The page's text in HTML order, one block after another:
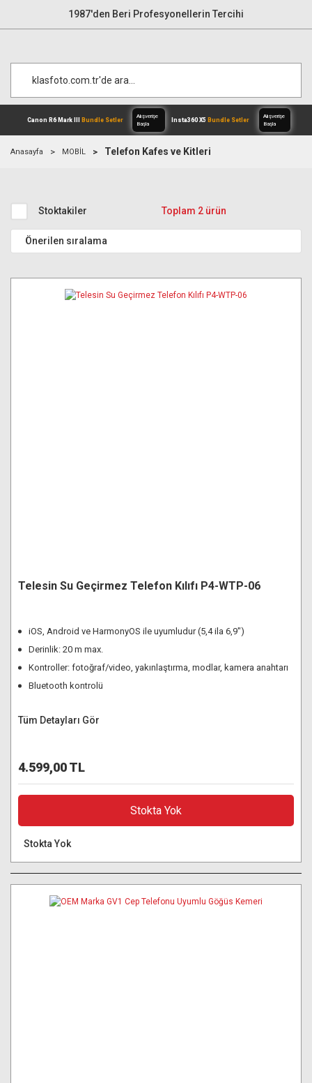
1987'den Beri Profesyonellerin Tercihi
Anasayfa MOBİL Telefon Kafes ve Kitleri
Stoktakiler Toplam 2 ürün
Telesin Su Geçirmez Telefon Kılıfı P4-WTP-06
iOS, Android ve HarmonyOS ile uyumludur (5,4 ila 6,9")
Derinlik: 20 m max.
Kontroller: fotoğraf/video, yakınlaştırma, modlar, kamera anahtarı
Bluetooth kontrolü
Tüm Detayları Gör
4.599,00 TL
Stokta Yok
Stokta Yok